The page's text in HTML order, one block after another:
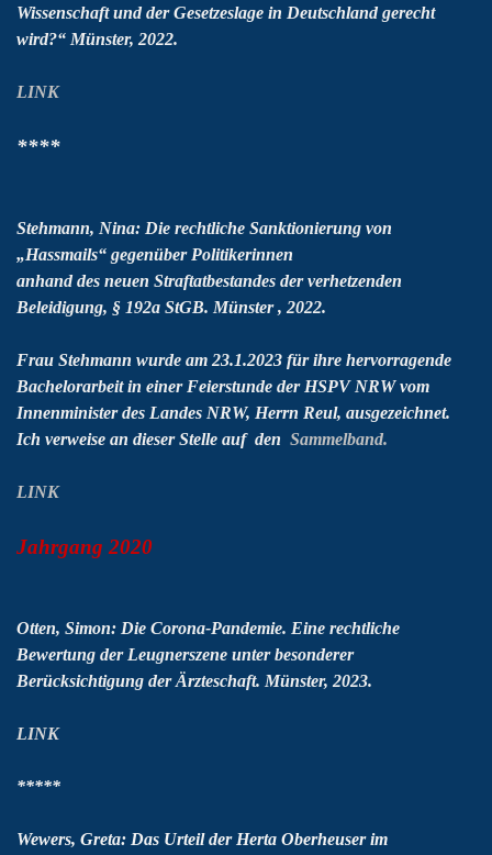
Wissenschaft und der Gesetzeslage in Deutschland gerecht
wird?“ Münster, 2022.
LINK
****
Stehmann, Nina: Die rechtliche Sanktionierung von
„Hassmails“ gegenüber Politikerinnen
anhand des neuen Straftatbestandes der verhetzenden
Beleidigung, § 192a StGB. Münster , 2022.
Frau Stehmann wurde am 23.1.2023 für ihre hervorragende
Bachelorarbeit in einer Feierstunde der HSPV NRW vom
Innenminister des Landes NRW, Herrn Reul, ausgezeichnet.
Ich verweise an dieser Stelle auf den Sammelband.
LINK
Jahrgang 2020
Otten, Simon: Die Corona-Pandemie. Eine rechtliche
Bewertung der Leugnerszene unter besonderer
Berücksichtigung der Ärzteschaft. Münster, 2023.
LINK
*****
Wewers, Greta: Das Urteil der Herta Oberheuser im